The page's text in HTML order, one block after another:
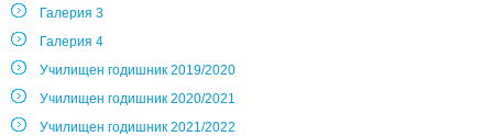
Галерия 3
Галерия 4
Училищен годишник 2019/2020
Училищен годишник 2020/2021
Училищен годишник 2021/2022